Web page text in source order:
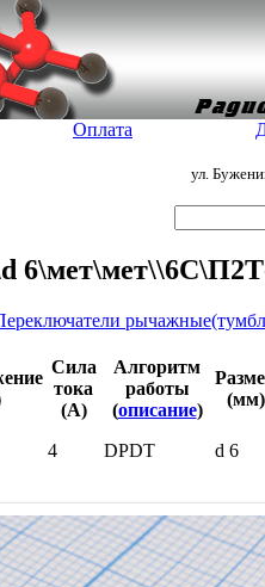
Оплата
ул.
Сила
тока
(А)
Алгоритм
работы
(описание)
(мм)
4 DPDT d 6